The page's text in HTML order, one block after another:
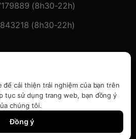
(8h30-22h)
(8h30-22h)
ưu đãi sớm nhất.
| Cung cấp bởiSapo
để cải thiện trải nghiệm của bạn trên
tục sử dụng trang web, bạn đồng ý
chúng tôi.
Đồng ý